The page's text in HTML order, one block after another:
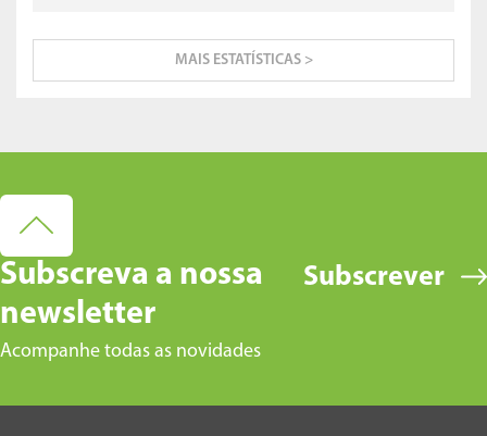
MAIS ESTATÍSTICAS >
Subscreva a nossa
newsletter
Acompanhe todas as novidades
Subscrever